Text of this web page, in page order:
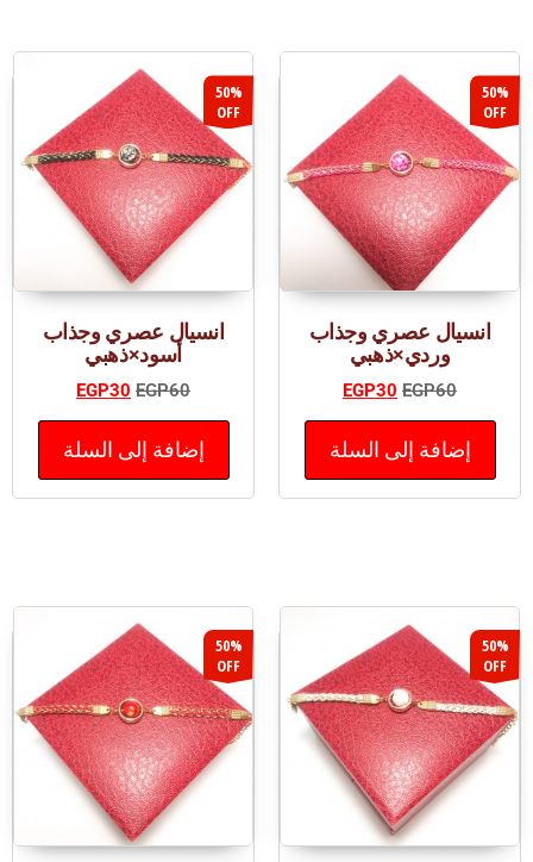
50%
OFF
انسيال عصري وجذاب
وردي×ذهبي
EGP60
EGP30
إضافة إلى السلة
50%
OFF
انسيال عصري وجذاب
أسود×ذهبي
EGP60
EGP30
إضافة إلى السلة
50%
OFF
50%
OFF